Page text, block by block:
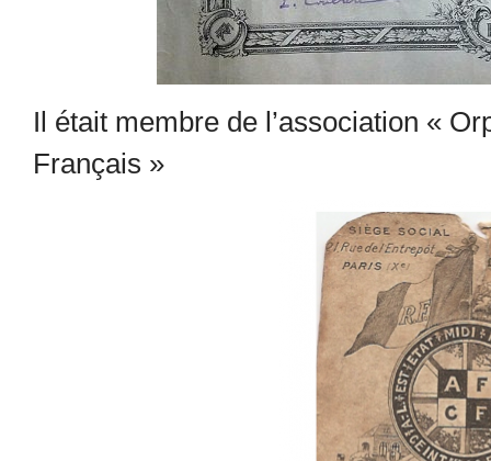
Il était membre de l’association «
Français »